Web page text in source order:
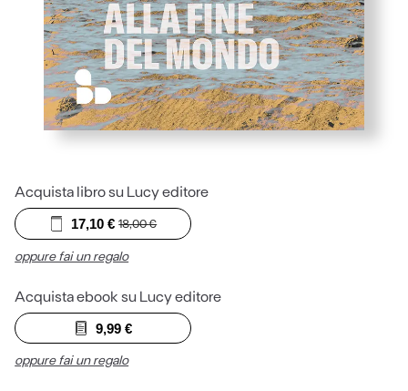
Acquista libro su Lucy editore
18,00€
17,10€
oppure fai un regalo
Acquista ebook su Lucy editore
9,99€
oppure fai un regalo